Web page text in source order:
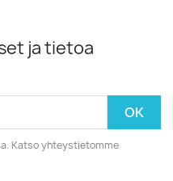
ja tietoa
Katso yhteystietomme